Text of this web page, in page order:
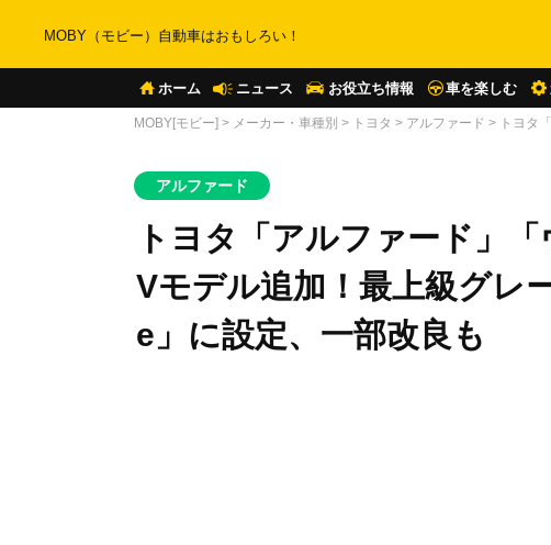
MOBY（モビー）自動車はおもしろい！
ホーム ニュース お役立ち情報 車を楽しむ
MOBY[モビー] > メーカー・車種別 > トヨタ > アルファード > トヨタ
アルファード
トヨタ「アルファード」
Vモデル追加！最上級グレ
e」に設定、一部改良も